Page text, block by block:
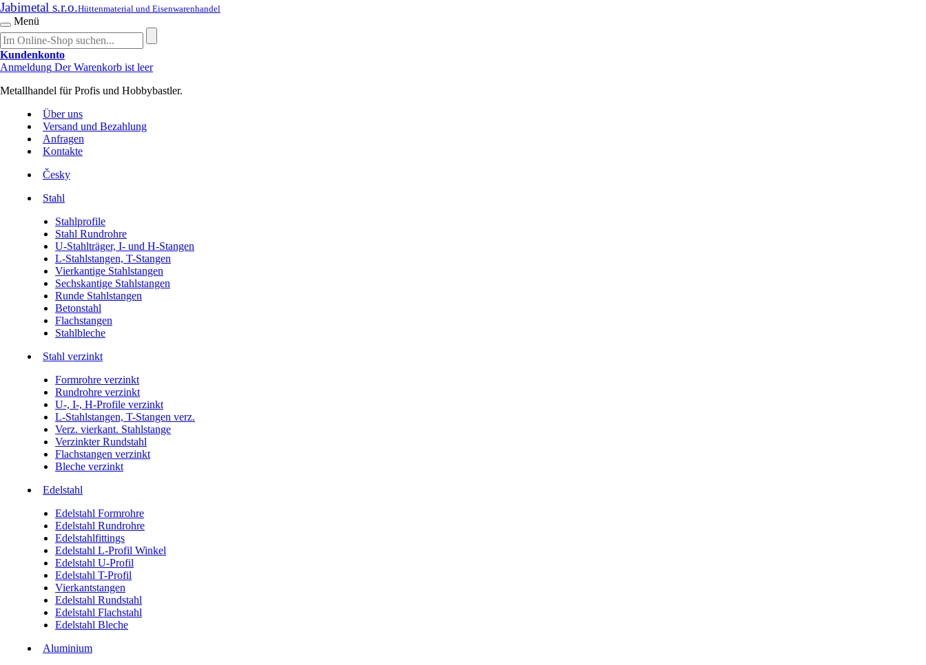
Jabimetal s.r.o.Hüttenmaterial und Eisenwarenhandel
Menü
Kundenkonto
Anmeldung Der Warenkorb ist leer
Metallhandel für Profis und Hobbybastler.
Über uns
Versand und Bezahlung
Anfragen
Kontakte
Česky
Stahl
Stahlprofile
Stahl Rundrohre
U-Stahlträger, I- und H-Stangen
L-Stahlstangen, T-Stangen
Vierkantige Stahlstangen
Sechskantige Stahlstangen
Runde Stahlstangen
Betonstahl
Flachstangen
Stahlbleche
Stahl verzinkt
Formrohre verzinkt
Rundrohre verzinkt
U-, I-, H-Profile verzinkt
L-Stahlstangen, T-Stangen verz.
Verz. vierkant. Stahlstange
Verzinkter Rundstahl
Flachstangen verzinkt
Bleche verzinkt
Edelstahl
Edelstahl Formrohre
Edelstahl Rundrohre
Edelstahlfittings
Edelstahl L-Profil Winkel
Edelstahl U-Profil
Edelstahl T-Profil
Vierkantstangen
Edelstahl Rundstahl
Edelstahl Flachstahl
Edelstahl Bleche
Aluminium